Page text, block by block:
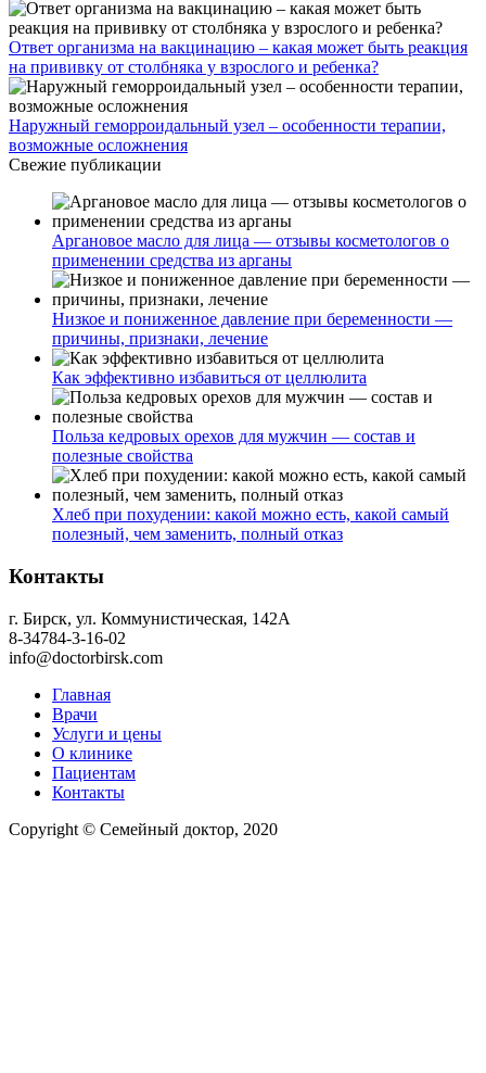
Ответ организма на вакцинацию – какая может быть реакция
на прививку от столбняка у взрослого и ребенка?
Наружный геморроидальный узел – особенности терапии,
возможные осложнения
Свежие публикации
Аргановое масло для лица — отзывы косметологов о
применении средства из арганы
Низкое и пониженное давление при беременности —
причины, признаки, лечение
Как эффективно избавиться от целлюлита
Польза кедровых орехов для мужчин — состав и
полезные свойства
Хлеб при похудении: какой можно есть, какой самый
полезный, чем заменить, полный отказ
Контакты
г. Бирск, ул. Коммунистическая, 142А
8-34784-3-16-02
info@doctorbirsk.com
Главная
Врачи
Услуги и цены
О клинике
Пациентам
Контакты
Copyright © Семейный доктор, 2020